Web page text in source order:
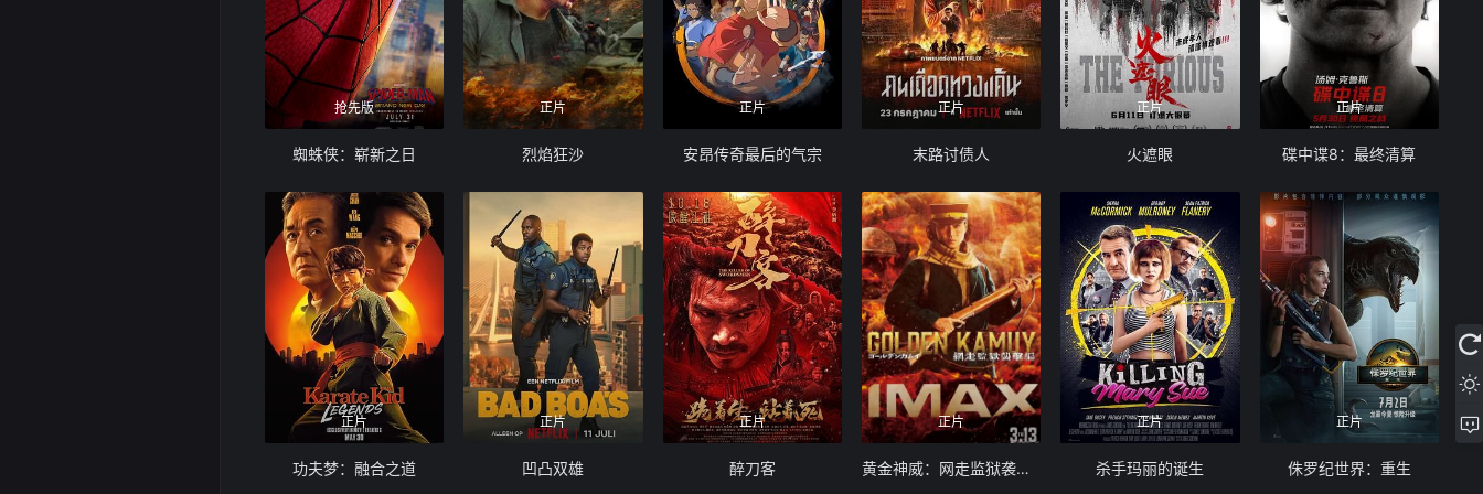
抢先版
蜘蛛侠：崭新之日
正片
烈焰狂沙
正片
安昂传奇最后的气宗
正片
末路讨债人
正片
火遮眼
正片
碟中谍8：最终清算
正片
功夫梦：融合之道
正片
凹凸双雄
正片
醉刀客
正片
黄金神威：网走监狱袭击篇
正片
杀手玛丽的诞生
正片
侏罗纪世界：重生